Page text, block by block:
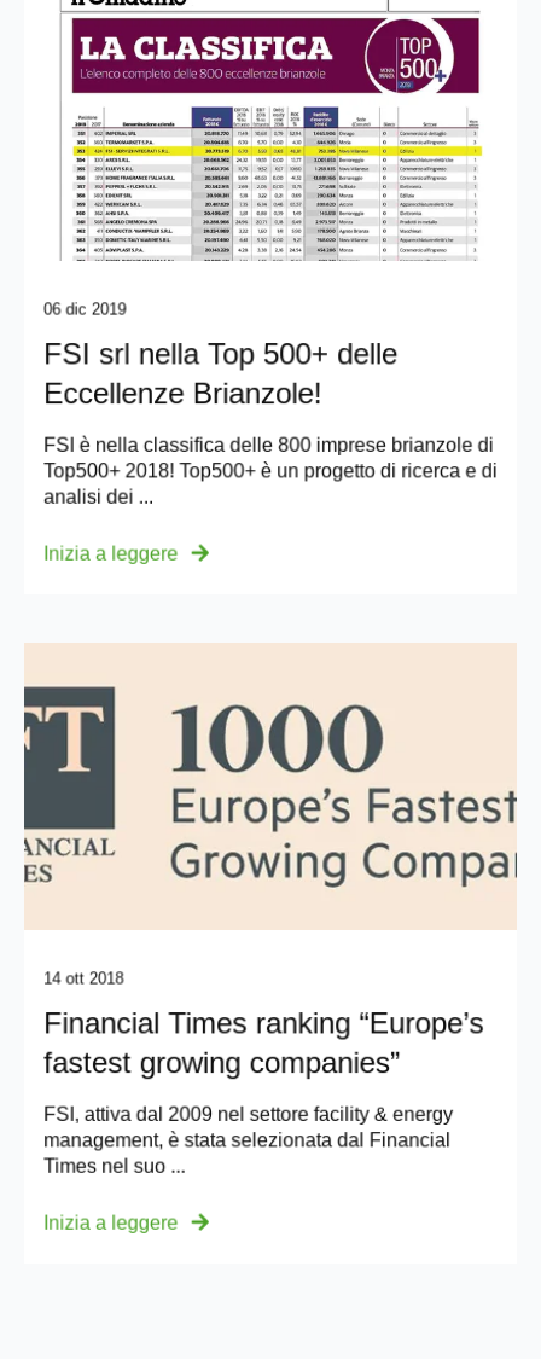
06 dic 2019
FSI srl nella Top 500+ delle
Eccellenze Brianzole!
FSI è nella classifica delle 800 imprese brianzole di
Top500+ 2018! Top500+ è un progetto di ricerca e di
analisi dei ...
Inizia a leggere
14 ott 2018
Financial Times ranking “Europe’s
fastest growing companies”
FSI, attiva dal 2009 nel settore facility & energy
management, è stata selezionata dal Financial
Times nel suo ...
Inizia a leggere